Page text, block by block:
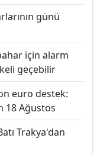
günü
için alarm
geçebilir
euro destek:
18 Ağustos
Trakya'dan